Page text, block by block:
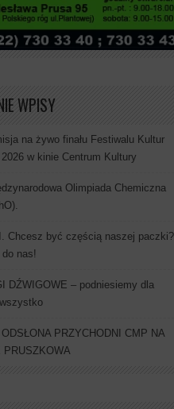
WPISY
na żywo finału Festiwalu Kultur
w kinie Centrum Kultury
Olimpiada Chemiczna
Chcesz być częścią naszej paczki?
do nas!
DŹWIGOWE – podniesiemy dla
ODSŁONA PRZYCHODNI CMP NA
PRUSZKOWA